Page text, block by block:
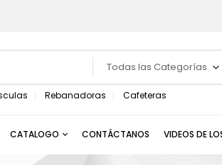
Todas las Categorías
Rebanadoras Cafeteras
CATALOGO CONTÁCTANOS VIDEOS DE